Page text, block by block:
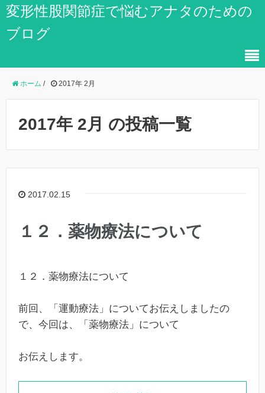
変形性股関節症で悩むアナタのための
ブログ
ホーム / 2017年 2月
2017年 2月 の投稿一覧
2017.02.15
１２．薬物療法について
１２．薬物療法について
前回、「運動療法」についてお伝えしましたの
で、今回は、「薬物療法」について
お伝えします。